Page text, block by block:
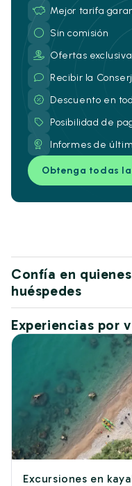
Mejor tarifa
Sin comisión
Ofertas
Recibir la
Descuento en
Posibilidad de
Informes de
Obtenga todas
Confía en
huéspedes
Experiencias por
Excursiones en